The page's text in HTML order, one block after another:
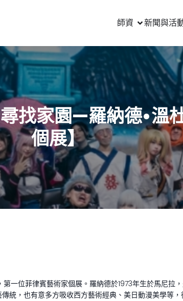
師資 新聞與活
找家園—羅納德•溫
個展】
一位菲律賓藝術家個展。羅納德於1973年生於馬尼
統，也有意多方吸收西方藝術經典、美日動漫美學等